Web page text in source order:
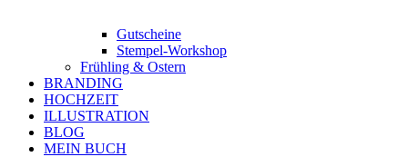
Gutscheine
Stempel-Workshop
Frühling & Ostern
BRANDING
HOCHZEIT
ILLUSTRATION
BLOG
MEIN BUCH